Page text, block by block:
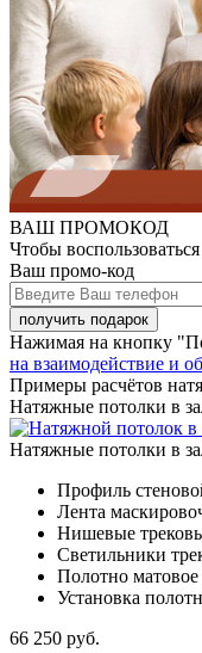
ВАШ ПРОМОКОД
Чтобы
Ваш промо-код
Нажимая на кнопку
на взаимодействие и
Примеры расчётов
Натяжные потолки в
Натяжные потолки в
Профиль
Лента
Нишевые
Светильники
Полотно
Установка
66 250 руб.